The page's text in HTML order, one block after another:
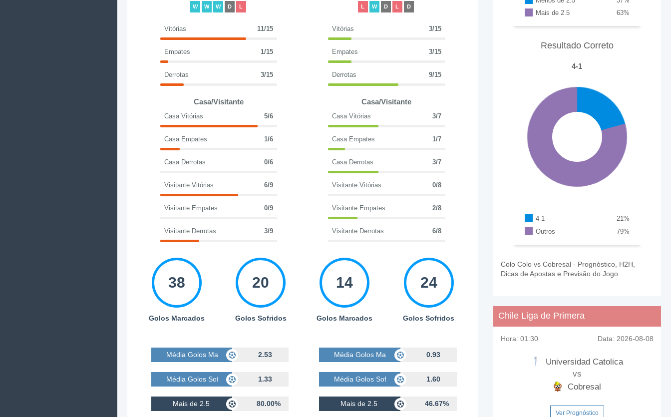
W W W D L
Vitórias 11/15
Empates 1/15
Derrotas 3/15
Casa/Visitante
Casa Vitórias 5/6
Casa Empates 1/6
Casa Derrotas 0/6
Visitante Vitórias 6/9
Visitante Empates 0/9
Visitante Derrotas 3/9
38
Golos Marcados
20
Golos Sofridos
Média Golos Marcados 2.53
Média Golos Sofridos 1.33
Mais de 2.5 80.00%
L W D L D
Vitórias 3/15
Empates 3/15
Derrotas 9/15
Casa/Visitante
Casa Vitórias 3/7
Casa Empates 1/7
Casa Derrotas 3/7
Visitante Vitórias 0/8
Visitante Empates 2/8
Visitante Derrotas 6/8
14
Golos Marcados
24
Golos Sofridos
Média Golos Marcados 0.93
Média Golos Sofridos 1.60
Mais de 2.5 46.67%
Mais de 2.5
%
63
Resultado Correto
4-1
4-1 %
21
Outros
%
79
Colo Colo vs Cobresal - Prognóstico, H2H,
Dicas de Apostas e Previsão do Jogo
Chile Liga de Primera
Hora: 01:30 Data: 2026-08-08
Universidad Catolica
vs
Cobresal
Ver Prognóstico